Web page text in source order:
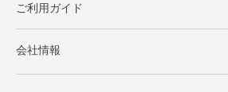
ご利用ガイド
会社情報